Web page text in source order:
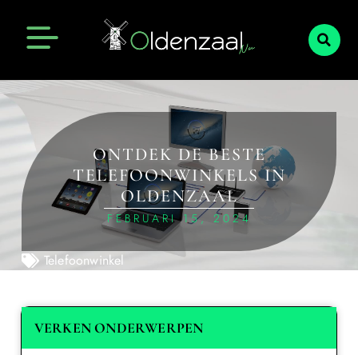
ONTDEK DE BESTE
TELEFOONWINKELS IN
OLDENZAAL
FEBRUARI 15, 2024
Telefoonwinkel
VERKEN ONDERWERPEN